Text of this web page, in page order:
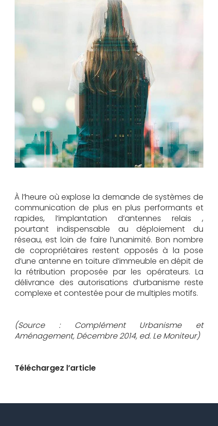
À l’heure où explose la demande de systèmes de
communication de plus en plus performants et
rapides, l’implantation d’antennes relais ,
pourtant indispensable au déploiement du
réseau, est loin de faire l’unanimité. Bon nombre
de copropriétaires restent opposés à la pose
d’une antenne en toiture d’immeuble en dépit de
la rétribution proposée par les opérateurs. La
délivrance des autorisations d’urbanisme reste
complexe et contestée pour de multiples motifs.
(Source : Complément Urbanisme et
Aménagement, Décembre 2014, ed. Le Moniteur)
Téléchargez l’article